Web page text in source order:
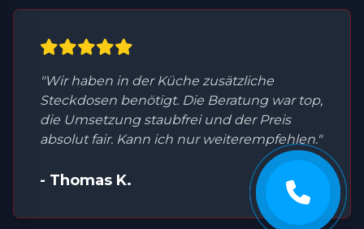
"Wir haben in der Küche zusätzliche
Steckdosen benötigt. Die Beratung war top,
die Umsetzung staubfrei und der Preis
absolut fair. Kann ich nur weiterempfehlen."
- Thomas K.